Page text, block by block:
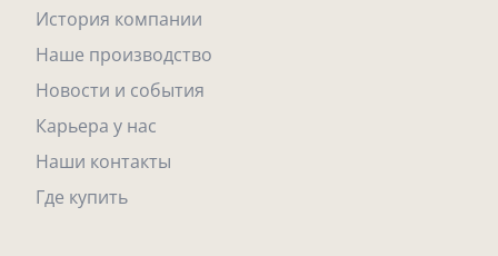
История компании
Наше производство
Новости и события
Карьера у нас
Наши контакты
Где купить